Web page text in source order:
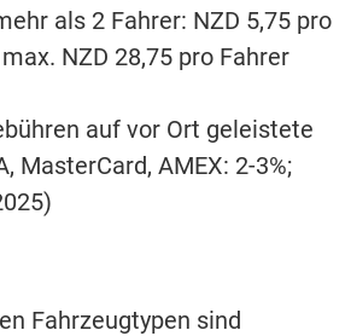
als 2 Fahrer: NZD 5,75 pro
NZD 28,75 pro Fahrer
auf vor Ort geleistete
MasterCard, AMEX: 2-3%;
Fahrzeugtypen sind